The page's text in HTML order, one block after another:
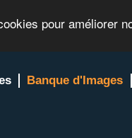
pour améliorer
Banque d'Images